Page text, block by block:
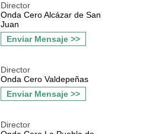
Director
Onda Cero Alcázar de San
Juan
Enviar Mensaje >>
Director
Onda Cero Valdepeñas
Enviar Mensaje >>
Director